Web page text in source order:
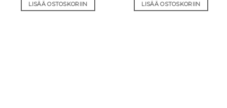
LISÄÄ OSTOSKORIIN LISÄÄ OSTOSKORIIN